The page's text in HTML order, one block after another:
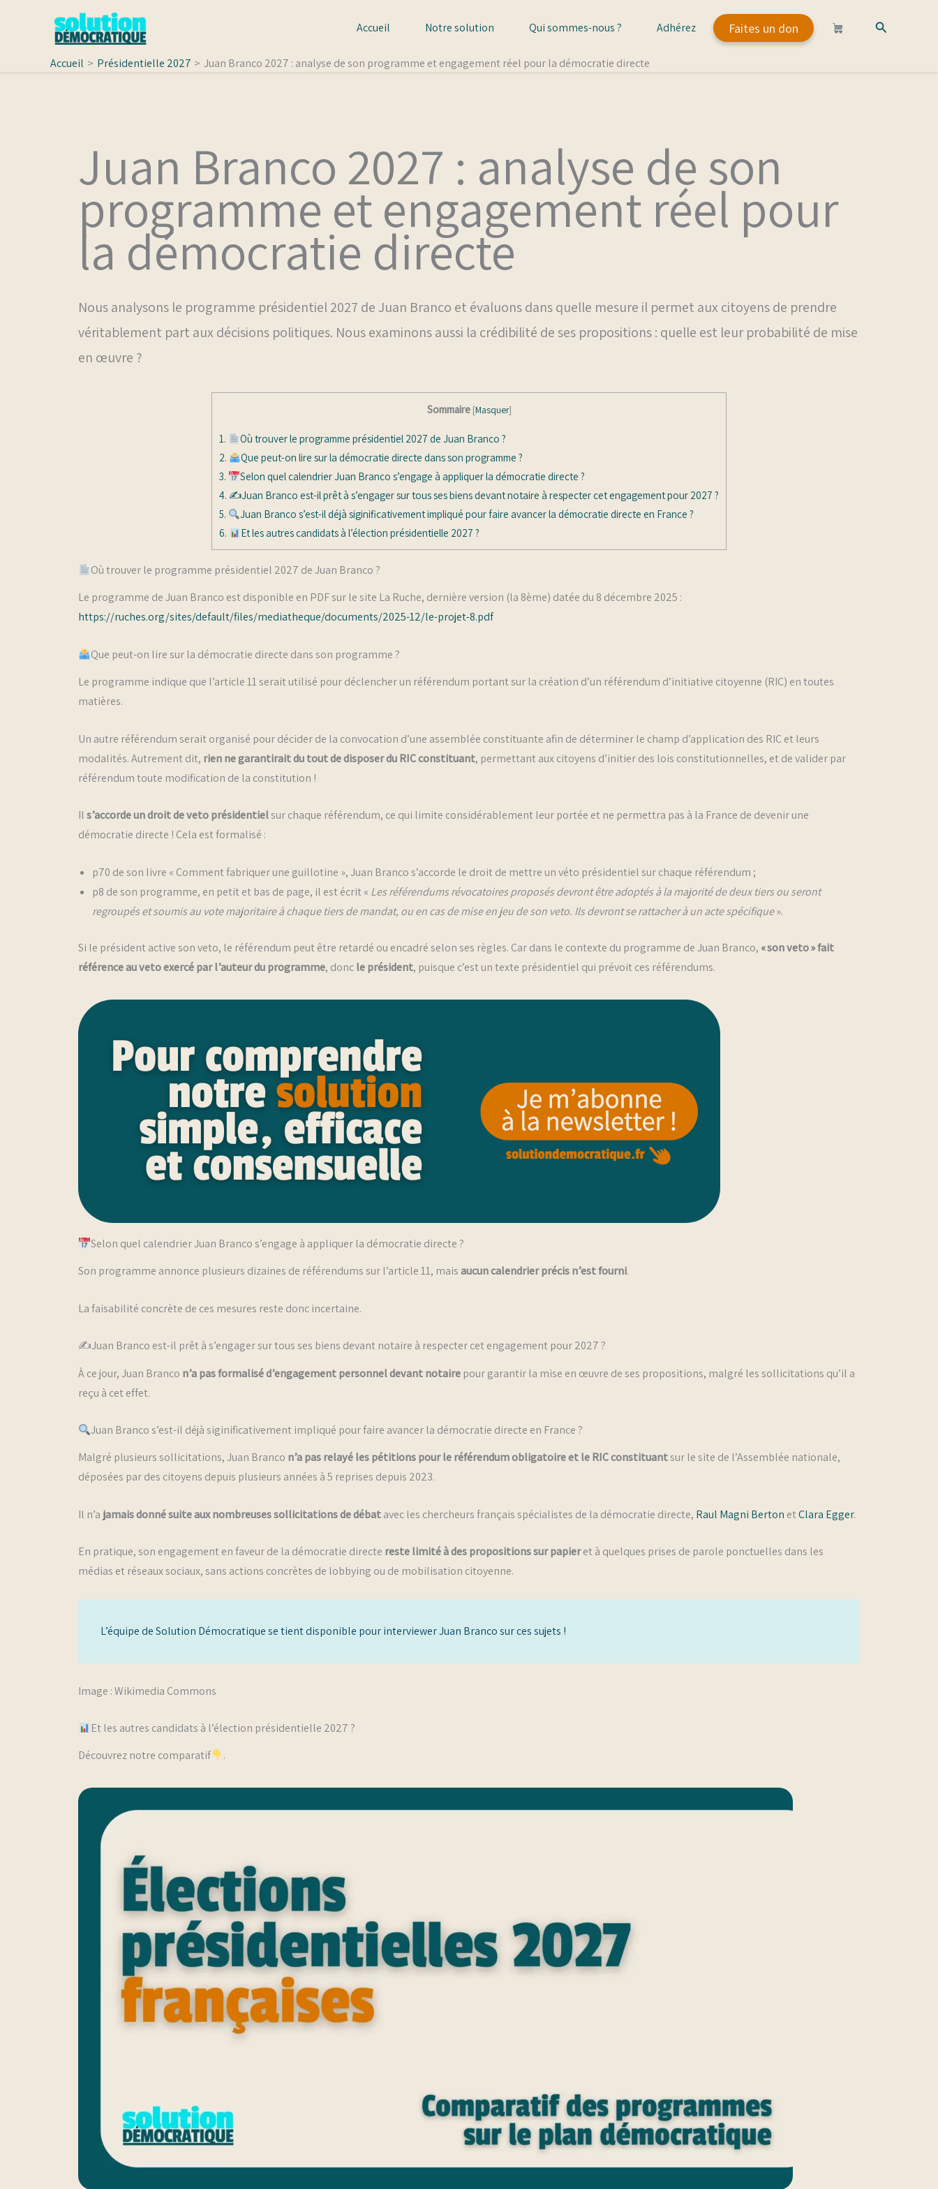
Accueil Notre solution Qui sommes-nous ? Adhérez Faites un don Rechercher
Accueil Présidentielle 2027 Juan Branco 2027 : analyse de son programme et engagement réel pour la démocratie directe
Juan Branco 2027 : analyse de son
programme et engagement réel pour
la démocratie directe
Nous analysons le programme présidentiel 2027 de Juan Branco et évaluons dans quelle mesure il permet aux citoyens de prendre
véritablement part aux décisions politiques. Nous examinons aussi la crédibilité de ses propositions : quelle est leur probabilité de mise
en œuvre ?
Sommaire [Masquer]
1.
Où trouver le programme présidentiel 2027 de Juan Branco ?
2.
Que peut-on lire sur la démocratie directe dans son programme ?
3.
Selon quel calendrier Juan Branco s’engage à appliquer la démocratie directe ?
4. ✍️Juan Branco est-il prêt à s’engager sur tous ses biens devant notaire à respecter cet engagement pour 2027 ?
5.
Juan Branco s’est-il déjà siginificativement impliqué pour faire avancer la démocratie directe en France ?
6.
Et les autres candidats à l’élection présidentielle 2027 ?
Où trouver le programme présidentiel 2027 de Juan Branco ?
Le programme de Juan Branco est disponible en PDF sur le site La Ruche, dernière version (la 8ème) datée du 8 décembre 2025 :
https://ruches.org/sites/default/files/mediatheque/documents/2025-12/le-projet-8.pdf
Que peut-on lire sur la démocratie directe dans son programme ?
Le programme indique que l’article 11 serait utilisé pour déclencher un référendum portant sur la création d’un référendum d’initiative citoyenne (RIC) en toutes
matières.
Un autre référendum serait organisé pour décider de la convocation d’une assemblée constituante afin de déterminer le champ d’application des RIC et leurs
modalités. Autrement dit, rien ne garantirait du tout de disposer du RIC constituant, permettant aux citoyens d’initier des lois constitutionnelles, et de valider par
référendum toute modification de la constitution !
Ils’accorde un droit de veto présidentielsur chaque référendum, ce qui limite considérablement leur portée et ne permettra pas à la France de devenir une
démocratie directe ! Cela est formalisé :
p70 de son livre « Comment fabriquer une guillotine », Juan Branco s’accorde le droit de mettre un véto présidentiel sur chaque référendum ;
p8 de son programme, en petit et bas de page, il est écrit « Les référendums révocatoires proposés devront être adoptés à la majorité de deux tiers ou seront
regroupés et soumis au vote majoritaire à chaque tiers de mandat, ou en cas de mise en jeu de son veto. Ils devront se rattacher à un acte spécifique».
Si le président active son veto, le référendum peut être retardé ou encadré selon ses règles. Car dans le contexte du programme de Juan Branco, « son veto » fait
référence au veto exercé par l’auteur du programme, doncle président, puisque c’est un texte présidentiel qui prévoit ces référendums.
Selon quel calendrier Juan Branco s’engage à appliquer la démocratie directe ?
Son programme annonce plusieurs dizaines de référendums sur l’article 11, maisaucun calendrier précis n’est fourni.
La faisabilité concrète de ces mesures reste donc incertaine.
✍️Juan Branco est-il prêt à s’engager sur tous ses biens devant notaire à respecter cet engagement pour 2027 ?
À ce jour, Juan Branco n’a pas formalisé d’engagement personnel devant notaire pour garantir la mise en œuvre de ses propositions, malgré les sollicitations qu’il a
reçu à cet effet.
Juan Branco s’est-il déjà siginificativement impliqué pour faire avancer la démocratie directe en France ?
Malgré plusieurs sollicitations, Juan Branco n’a pas relayé les pétitions pour le référendum obligatoire et le RIC constituantsur le site de l’Assemblée nationale,
déposées par des citoyens depuis plusieurs années à 5 reprises depuis 2023.
Il n’a jamais donné suite aux nombreuses sollicitations de débatavec les chercheurs français spécialistes de la démocratie directe, Raul Magni Berton etClara Egger.
En pratique, son engagement en faveur de la démocratie directe reste limité à des propositions sur papieret à quelques prises de parole ponctuelles dans les
médias et réseaux sociaux, sans actions concrètes de lobbying ou de mobilisation citoyenne.
L’équipe de Solution Démocratique se tient disponible pour interviewer Juan Branco sur ces sujets !
Image : Wikimedia Commons
Et les autres candidats à l’élection présidentielle 2027 ?
Découvrez notre comparatif
.